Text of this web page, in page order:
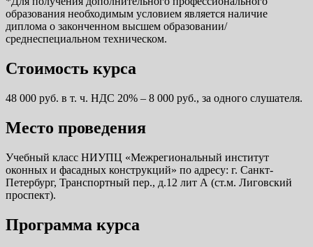
образования необходимым условием является наличие
диплома о законченном высшем образовании/
среднеспециальном техническом.
Стоимость курса
48 000 руб. в т. ч. НДС 20% – 8 000 руб., за одного слушателя.
Место проведения
Учебный класс НИУПЦ «Межрегиональный институт
оконных и фасадных конструкций» по адресу: г. Санкт-
Петербург, Транспортный пер., д.12 лит А (ст.м. Лиговский
проспект).
Программа курса